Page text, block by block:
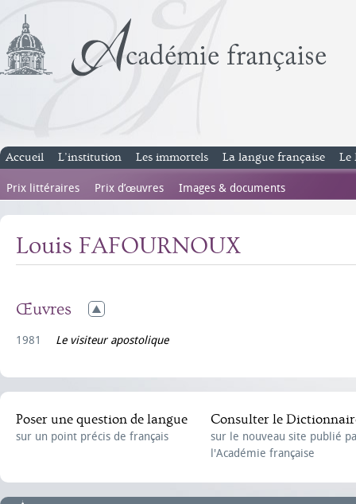
Accueil L’institution Les immortels La langue française Le
Prix littéraires Prix d’œuvres Images & documents
Louis FAFOURNOUX
Œuvres
1981 Le visiteur apostolique
Poser une question de langue
sur un point précis de français
Consulter le
sur le nouveau site publié
l'Académie française